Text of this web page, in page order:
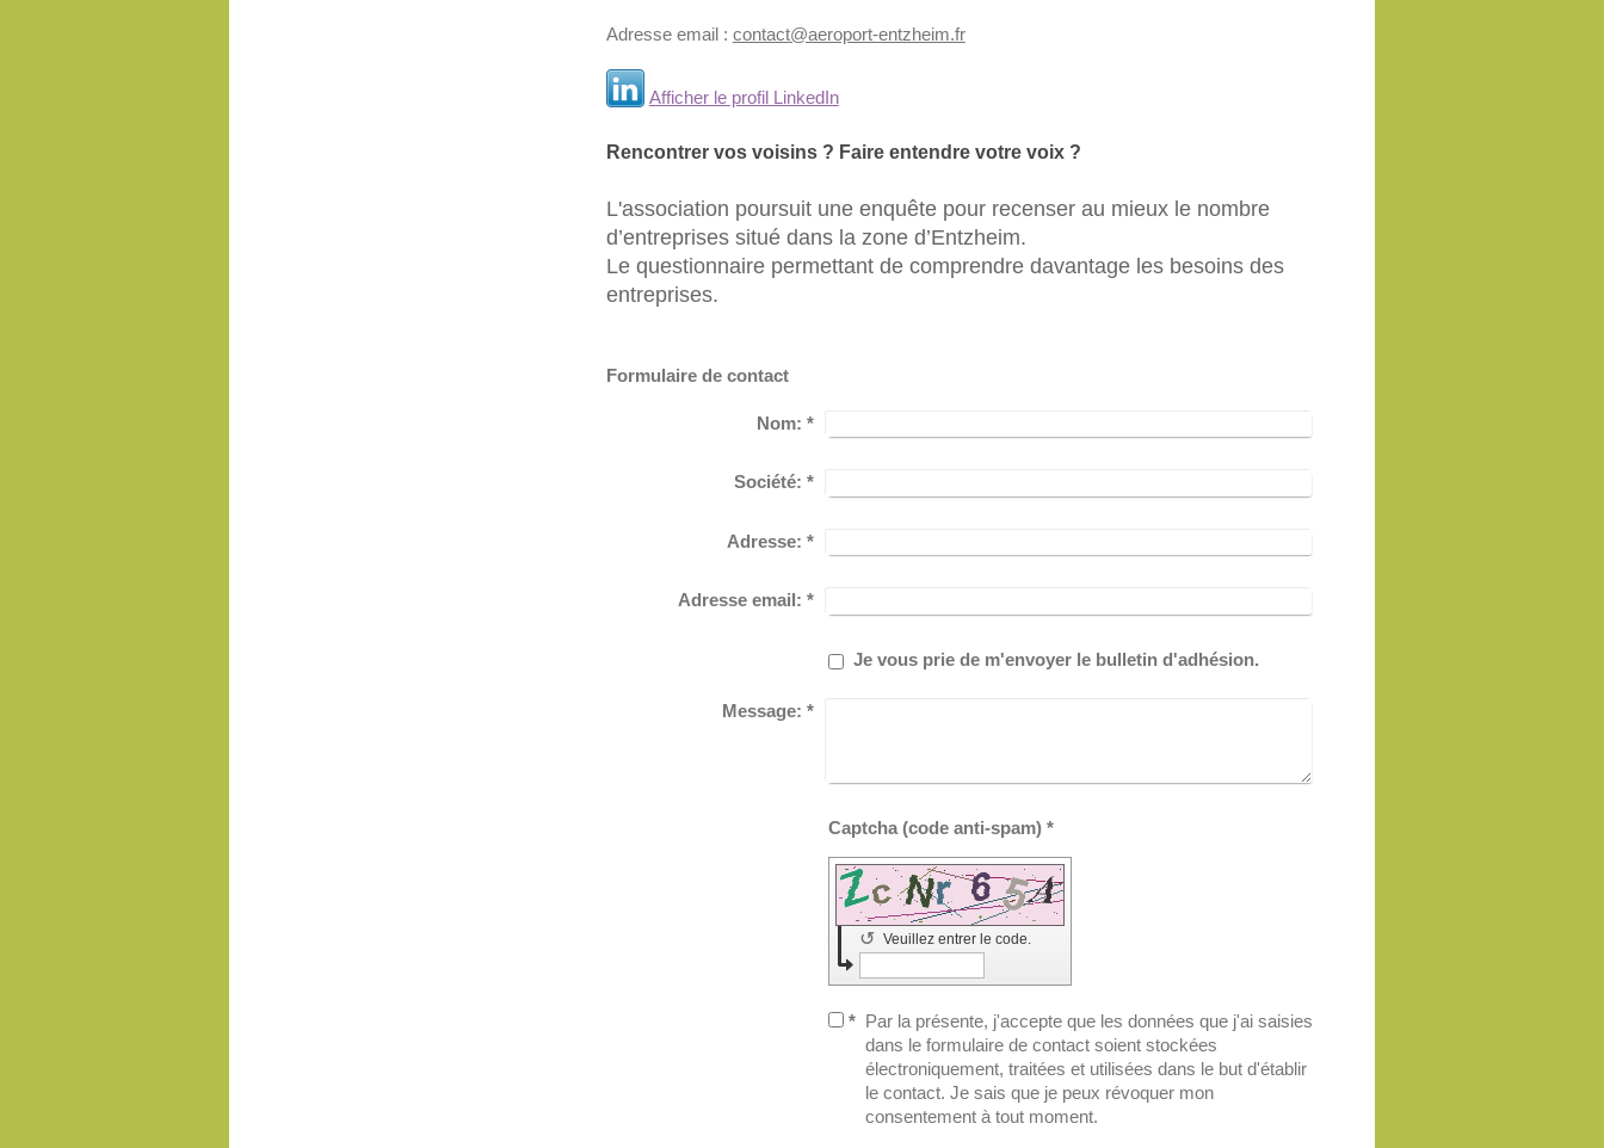
Adresse email : contact@aeroport-entzheim.fr
Afficher le profil LinkedIn
Rencontrer vos voisins ? Faire entendre votre voix ?
L'association poursuit une enquête pour recenser au mieux le nombre
d’entreprises situé dans la zone d’Entzheim.
Le questionnaire permettant de comprendre davantage les besoins des
entreprises.
Formulaire de contact
Nom: *
Société: *
Adresse: *
Adresse email: *
Je vous prie de m'envoyer le bulletin d'adhésion.
Message: *
Captcha (code anti-spam) *
Veuillez entrer le code.
↺
* Par la présente, j'accepte que les données que j'ai saisies
dans le formulaire de contact soient stockées
électroniquement, traitées et utilisées dans le but d'établir
le contact. Je sais que je peux révoquer mon
consentement à tout moment.